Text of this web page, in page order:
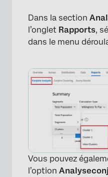
Dans la section
l’onglet Rapports,
dans le menu
Vous pouvez
l’option Analyse